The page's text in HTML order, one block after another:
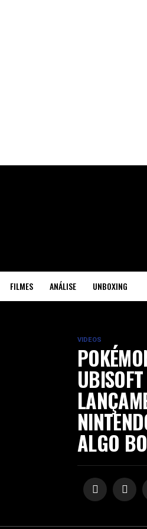
FILMES ANÁLISE UNBOXING
VIDEOS
ALGO